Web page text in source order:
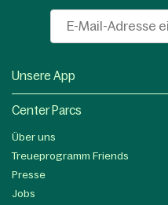
Unsere App
Center Parcs
Über uns
Treueprogramm Friends
Presse
Jobs